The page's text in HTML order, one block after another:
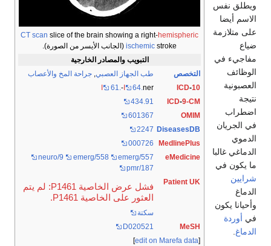
CT scan slice of the brain showing a right-hemispheric
ischemic stroke (الجانب الأيسر من الصورة).
التبويب والمصادر الخارجية
التخصص
طب الجهاز العصبي, جراحة المخ والأعصاب
ICD-10
61.-I 64.ner
ICD-9-CM
434.91
OMIM
601367
DiseasesDB
2247
MedlinePlus
000726
eMedicine
neuro/9 emerg/558
emerg/557
pmr/187
Patient UK
فشل عرض الخاصية P1461: لم يتم
العثور على الخاصية P1461.
سكتة
MeSH
D020521
[
edit on Marefa data
]
ويطلق نفس
الاسم أيضا
على متلازمة
ضياع
مفاجيء في
الوظائف
العصبونية
نتيجة
اضطراب
في الجريان
الدموي
الدماغي غالبا
ما يكون في
شرايين
الدماغ
وأحيانا يكون
في أوردة
الدماغ